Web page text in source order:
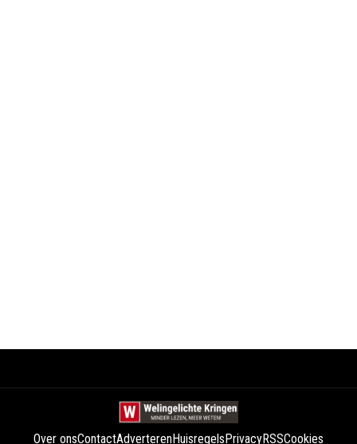
Over onsContactAdverterenHuisregelsPrivacyRSSCookies